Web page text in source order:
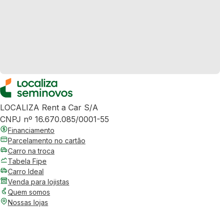
LOCALIZA Rent a Car S/A
CNPJ nº 16.670.085/0001-55
Financiamento
Parcelamento no cartão
Carro na troca
Tabela Fipe
Carro Ideal
Venda para lojistas
Quem somos
Nossas lojas